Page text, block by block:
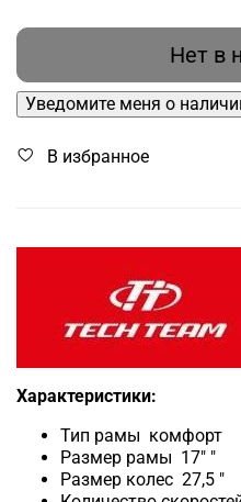
Нет в
Уведомите меня о
В избранное
Характеристики:
Тип рамы комфорт
Размер рамы 17" "
Размер колес 27,5 "